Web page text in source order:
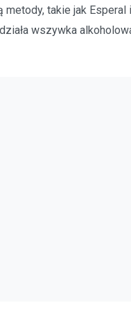
metody, takie jak
wszywka